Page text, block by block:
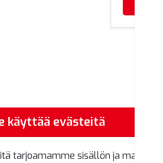
Myynti ja
käyttää evästeitä
tarjoamamme sisällön ja